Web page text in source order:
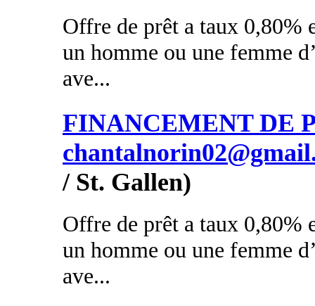
Offre de prêt a taux 0,80%
un homme ou une femme
ave...
FINANCEMENT DE
/ St. Gallen)
Offre de prêt a taux 0,80%
un homme ou une femme
ave...